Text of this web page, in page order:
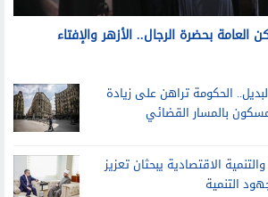
العامة بحضرة الرجال.. الأزهر والإفتاء
الحكومة تراهن على زيادة
بالمسار القضائي
الاقتصادية يبحثان تعزيز
التنمية